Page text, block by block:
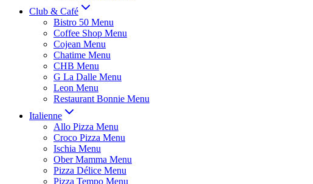
Club & Café
Bistro 50 Menu
Coffee Shop Menu
Cojean Menu
Chatime Menu
CHB Menu
G La Dalle Menu
Leon Menu
Restaurant Bonnie Menu
Italienne
Allo Pizza Menu
Croco Pizza Menu
Ischia Menu
Ober Mamma Menu
Pizza Délice Menu
Pizza Tempo Menu